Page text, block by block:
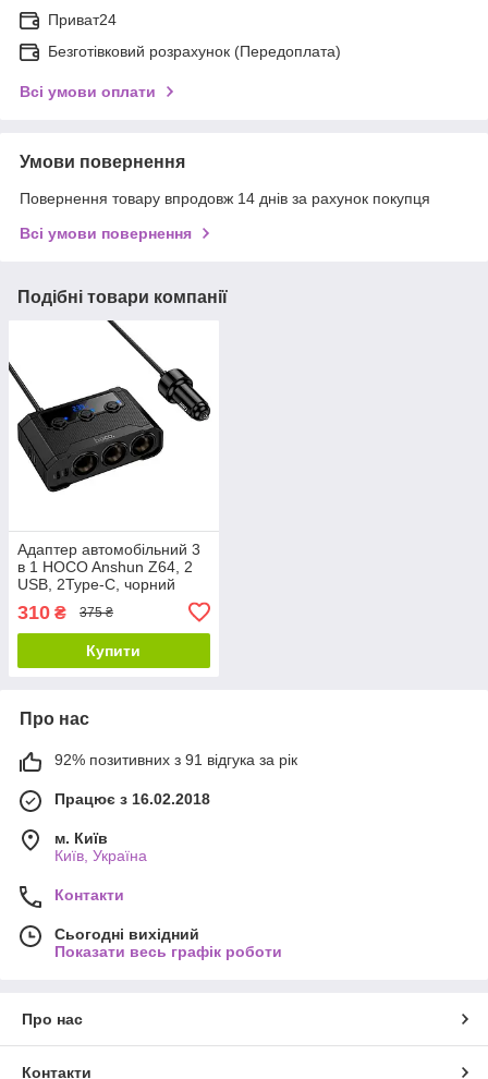
Приват24
Безготівковий розрахунок (Передоплата)
Всі умови оплати
Умови повернення
Повернення товару впродовж 14 днів за рахунок покупця
Всі умови повернення
Подібні товари компанії
Адаптер автомобільний 3
в 1 HOCO Anshun Z64, 2
USB, 2Type-C, чорний
310 ₴ 375 ₴
Купити
Про нас
92% позитивних з 91 відгука за рік
Працює з 16.02.2018
м. Київ
Київ, Україна
Контакти
Сьогодні вихідний
Показати весь графік роботи
Про нас
Контакти